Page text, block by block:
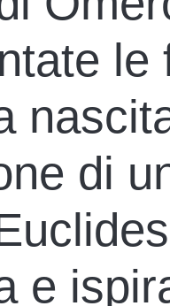
le
di
e